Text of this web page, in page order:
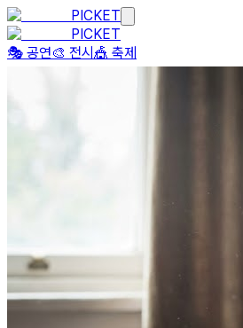
PICKET
PICKET
🎭 공연🎨 전시 🎪 축제